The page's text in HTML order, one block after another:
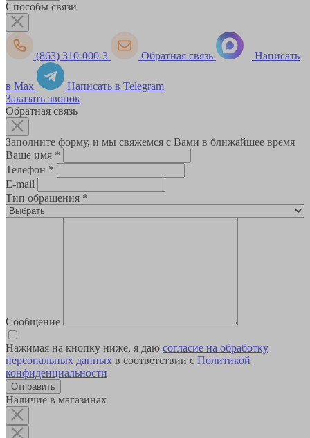
Способы связи
(863) 310-000-3 Обратная связь Написать
в Max
Написать в Telegram
Заказать звонок
Обратная связь
Заполните форму, и мы свяжемся с Вами в ближайшее время
Ваше имя *
Телефон *
E-mail
Тип обращения *
Сообщение
Нажимая на кнопку ниже, я даю согласие на обработку
персональных данных в соответствии с Политикой
конфиденциальности
Наличие в магазинах